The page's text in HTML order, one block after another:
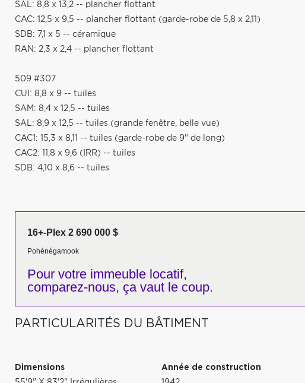
SAL: 8,8 x 13,2 -- plancher flottant
CAC: 12,5 x 9,5 -- plancher flottant (garde-robe de 5,8 x 2,11)
SDB: 7,1 x 5 -- céramique
RAN: 2,3 x 2,4 -- plancher flottant
509 #307
CUI: 8,8 x 9 -- tuiles
SAM: 8,4 x 12,5 -- tuiles
SAL: 8,9 x 12,5 -- tuiles (grande fenêtre, belle vue)
CAC1: 15,3 x 8,11 -- tuiles (garde-robe de 9" de long)
CAC2: 11,8 x 9,6 (IRR) -- tuiles
SDB: 4,10 x 8,6 -- tuiles
16+-Plex 2 690 000 $
Pohénégamook
Pour votre immeuble locatif,
comparez-nous, ça vaut le coup.
PARTICULARITÉS DU BÂTIMENT
Dimensions
Année de construction